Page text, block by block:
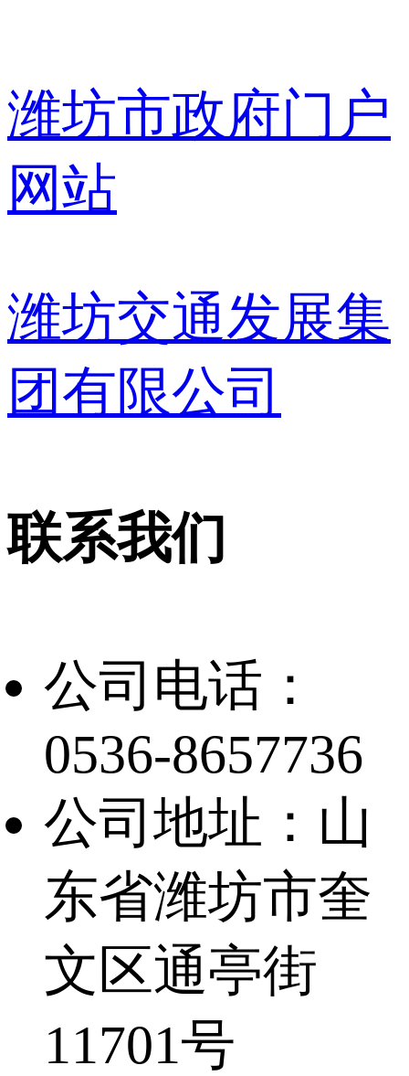
潍坊市政府门户
网站
潍坊交通发展集
团有限公司
联系我们
公司电话：
0536-8657736
公司地址：山
东省潍坊市奎
文区通亭街
11701号